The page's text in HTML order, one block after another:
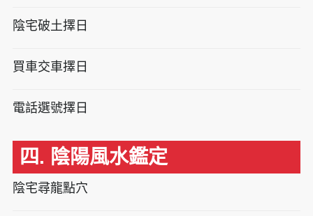
陰宅破土擇日
買車交車擇日
電話選號擇日
四. 陰陽風水鑑定
陰宅尋龍點穴